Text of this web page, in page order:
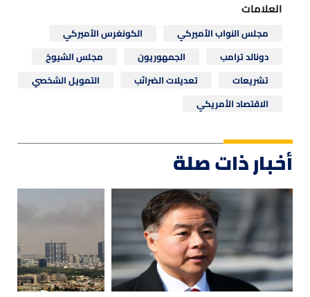
العلامات
مجلس النواب الأميركي
الكونغرس الأميركي
دونالد ترامب
الجمهوريون
مجلس الشيوخ
تشريعات
تعديلات الضرائب
التمويل الشخصي
الاقتصاد الأمريكي
أخبار ذات صلة